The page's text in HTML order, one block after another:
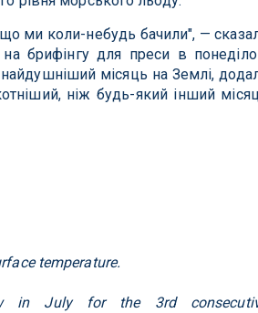
ми коли-небудь бачили", —
на брифінгу для преси в
місяць на Землі,
ніж будь-який інший
temperature.
in July for the 3rd